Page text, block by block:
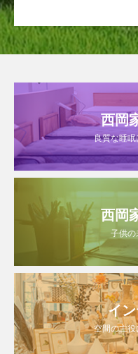
西岡
良質な睡眠
西岡
子供の
イ
空間の主